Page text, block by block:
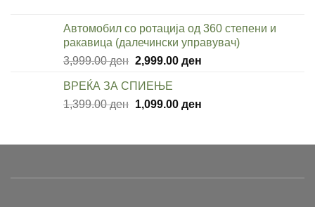
999.00 ден.699.00 ден.
Автомобил со ротација од 360 степени и
ракавица (далечински управувач)
3,999.00ден Original
was:
3,999.00 ден.
2,999.00 денCurrent
2,999.00 ден.
ВРЕЌА ЗА СПИЕЊЕ
1,399.00ден Original
1,399.00 ден.
1,099.00 денCurrent
1,099.00 ден.